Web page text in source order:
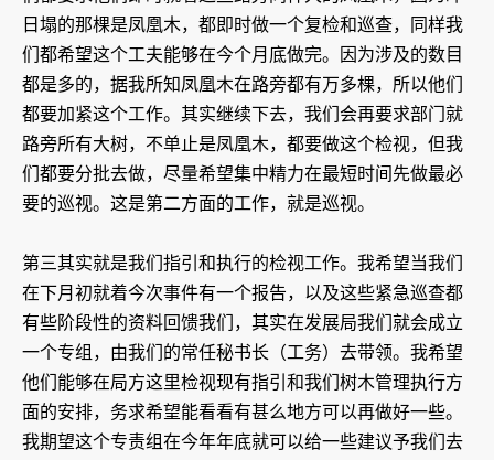
日塌的那棵是凤凰木，都即时做一个复检和巡查，同样我
们都希望这个工夫能够在今个月底做完。因为涉及的数目
都是多的，据我所知凤凰木在路旁都有万多棵，所以他们
都要加紧这个工作。其实继续下去，我们会再要求部门就
路旁所有大树，不单止是凤凰木，都要做这个检视，但我
们都要分批去做，尽量希望集中精力在最短时间先做最必
要的巡视。这是第二方面的工作，就是巡视。
第三其实就是我们指引和执行的检视工作。我希望当我们
在下月初就着今次事件有一个报告，以及这些紧急巡查都
有些阶段性的资料回馈我们，其实在发展局我们就会成立
一个专组，由我们的常任秘书长（工务）去带领。我希望
他们能够在局方这里检视现有指引和我们树木管理执行方
面的安排，务求希望能看看有甚么地方可以再做好一些。
我期望这个专责组在今年年底就可以给一些建议予我们去